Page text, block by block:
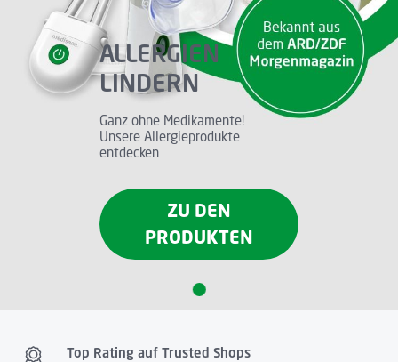
ALLERGIEN
LINDERN
Ganz ohne Medikamente!
Unsere Allergieprodukte
entdecken
ZU DEN
PRODUKTEN
Top Rating auf Trusted Shops